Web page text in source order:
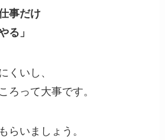
事だけ
る」
くいし、
ろって大事です。
らいましょう。